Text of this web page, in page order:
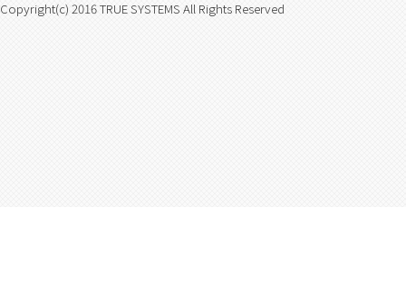
Copyright(c) 2016 TRUE SYSTEMS All Rights Reserved